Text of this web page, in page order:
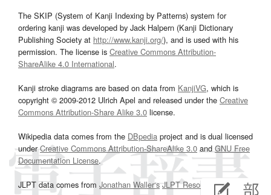
The SKIP (System of Kanji Indexing by Patterns) system for
ordering kanji was developed by Jack Halpern (Kanji Dictionary
Publishing Society at http://www.kanji.org/), and is used with his
permission. The license is Creative Commons Attribution-
ShareAlike 4.0 International.
Kanji stroke diagrams are based on data from KanjiVG, which is
copyright © 2009-2012 Ulrich Apel and released under the Creative
Commons Attribution-Share Alike 3.0 license.
Wikipedia data comes from the DBpedia project and is dual licensed
underCreative Commons Attribution-ShareAlike 3.0and GNU Free
Documentation License.
JLPT data comes from Jonathan Waller‘s JLPT Resourcespage.